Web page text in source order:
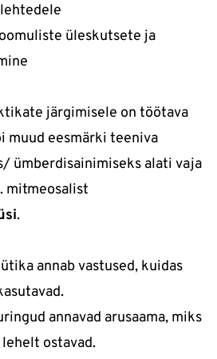
üleskutsete ja
järgimisele on töötava
muud eesmärki teeniva
ümberdisainimiseks alati vaja
mitmeosalist
.
annab vastused, kuidas
annavad arusaama, miks
ostavad.